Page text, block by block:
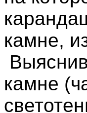
камне,
камне